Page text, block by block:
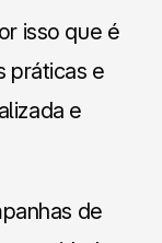
isso que é
práticas e
e
de